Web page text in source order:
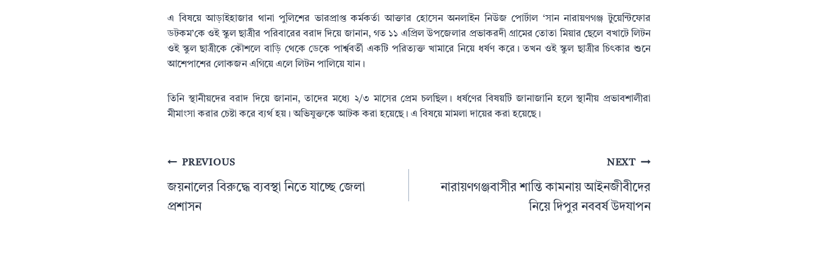
এ বিষয়ে আড়াইহাজার থানা পুলিশের ভারপ্রাপ্ত কর্মকর্তা আক্তার হোসেন অনলাইন নিউজ পোর্টাল ‘সান নারায়ণগঞ্জ টুয়েন্টিফোর
ডটকম’কে ওই স্কুল ছাত্রীর পরিবারের বরাদ দিয়ে জানান, গত ১১ এপ্রিল উপজেলার প্রভাকরদী গ্রামের তোতা মিয়ার ছেলে বখাটে লিটন
ওই স্কুল ছাত্রীকে কৌশলে বাড়ি থেকে ডেকে পার্শ্ববর্তী একটি পরিত্যক্ত খামারে নিয়ে ধর্ষণ করে। তখন ওই স্কুল ছাত্রীর চিৎকার শুনে
আশেপাশের লোকজন এগিয়ে এলে লিটন পালিয়ে যান।
তিনি স্থানীয়দের বরাদ দিয়ে জানান, তাদের মধ্যে ২/৩ মাসের প্রেম চলছিল। ধর্ষণের বিষয়টি জানাজানি হলে স্থানীয় প্রভাবশালীরা
মীমাংসা করার চেষ্টা করে ব্যর্থ হয়। অভিযুক্তকে আটক করা হয়েছে। এ বিষয়ে মামলা দায়ের করা হয়েছে।
PostPREVIOUS
জয়নালের বিরুদ্ধে ব্যবস্থা নিতে যাচ্ছে জেলা
প্রশাসন
NEXT
নারায়ণগঞ্জবাসীর শান্তি কামনায় আইনজীবীদের
নিয়ে দিপুর নববর্ষ উদযাপন